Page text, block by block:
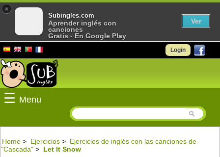
Login
☰ Menu
Home > Ejercicios > Ejercicios de inglés con las canciones de
"Cascada" > Let It Snow
×
Subingles.com
Aprender inglés con
canciones
Gratis - En Google Play
Ver